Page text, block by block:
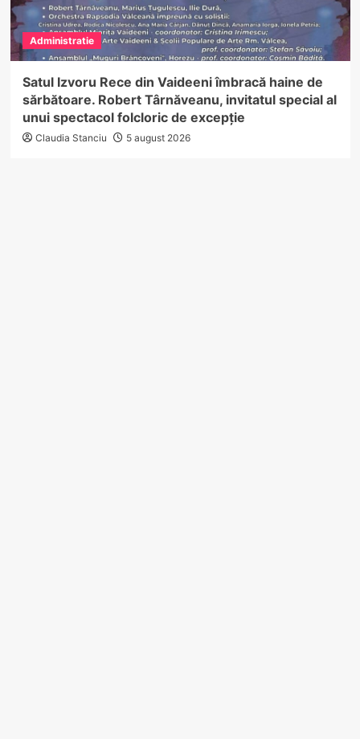
Administratie
Satul Izvoru Rece din Vaideeni îmbracă haine de
sărbătoare. Robert Târnăveanu, invitatul special al
unui spectacol folcloric de excepție
Claudia Stanciu 5 august 2026